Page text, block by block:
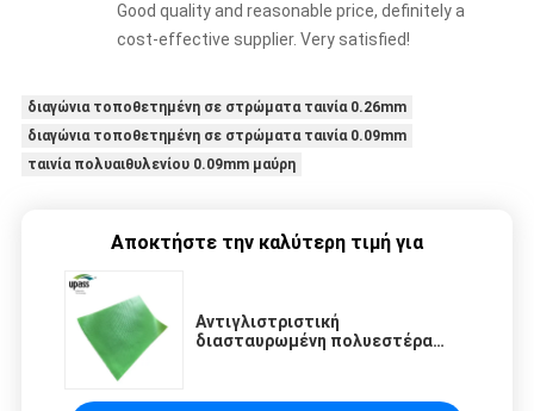
Good quality and reasonable price, definitely a
cost-effective supplier. Very satisfied!
διαγώνια τοποθετημένη σε στρώματα ταινία 0.26mm
διαγώνια τοποθετημένη σε στρώματα ταινία 0.09mm
ταινία πολυαιθυλενίου 0.09mm μαύρη
Αποκτήστε την καλύτερη τιμή για
Αντιγλιστριστική
διασταυρωμένη πολυεστέρα